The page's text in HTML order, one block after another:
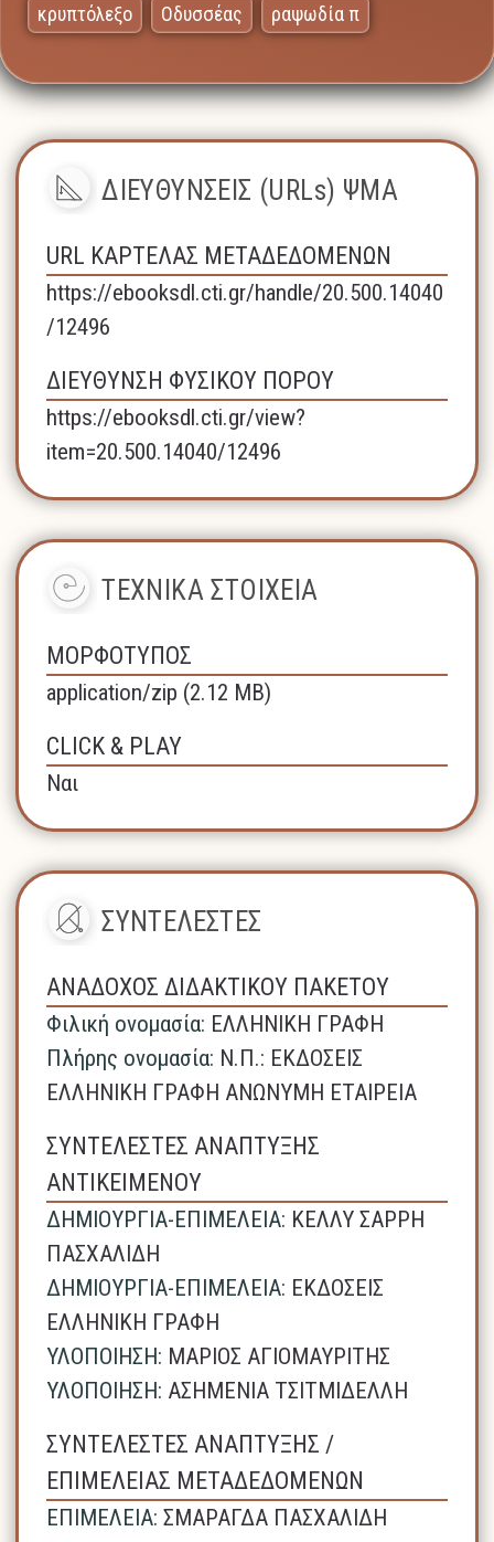
κρυπτόλεξο Οδυσσέας ραψωδία π
ΔΙΕΥΘΥΝΣΕΙΣ (URLs) ΨΜΑ
URL ΚΑΡΤΕΛΑΣ ΜΕΤΑΔΕΔΟΜΕΝΩΝ
https://ebooksdl.cti.gr/handle/20.500.14040
/12496
ΔΙΕΥΘΥΝΣΗ ΦΥΣΙΚΟΥ ΠΟΡΟΥ
https://ebooksdl.cti.gr/view?
item=20.500.14040/12496
ΤΕΧΝΙΚΑ ΣΤΟΙΧΕΙΑ
ΜΟΡΦΟΤΥΠΟΣ
application/zip (2.12 MB)
CLICK & PLAY
Ναι
ΣΥΝΤΕΛΕΣΤΕΣ
ΑΝΑΔΟΧΟΣ ΔΙΔΑΚΤΙΚΟΥ ΠΑΚΕΤΟΥ
Φιλική ονομασία: ΕΛΛΗΝΙΚΗ ΓΡΑΦΗ
Πλήρης ονομασία: N.Π.: ΕΚΔΟΣΕΙΣ
ΕΛΛΗΝΙΚΗ ΓΡΑΦΗ ΑΝΩΝΥΜΗ ΕΤΑΙΡΕΙΑ
ΣΥΝΤΕΛΕΣΤΕΣ ΑΝΑΠΤΥΞΗΣ
ΑΝΤΙΚΕΙΜΕΝΟΥ
ΔΗΜΙΟΥΡΓΙΑ-ΕΠΙΜΕΛΕΙΑ: ΚΕΛΛΥ ΣΑΡΡΗ
ΠΑΣΧΑΛΙΔΗ
ΔΗΜΙΟΥΡΓΙΑ-ΕΠΙΜΕΛΕΙΑ: ΕΚΔΟΣΕΙΣ
ΕΛΛΗΝΙΚΗ ΓΡΑΦΗ
ΥΛΟΠΟΙΗΣΗ: ΜΑΡΙΟΣ ΑΓΙΟΜΑΥΡΙΤΗΣ
ΥΛΟΠΟΙΗΣΗ: ΑΣΗΜΕΝΙΑ ΤΣΙΤΜΙΔΕΛΛΗ
ΣΥΝΤΕΛΕΣΤΕΣ ΑΝΑΠΤΥΞΗΣ /
ΕΠΙΜΕΛΕΙΑΣ ΜΕΤΑΔΕΔΟΜΕΝΩΝ
ΕΠΙΜΕΛΕΙΑ: ΣΜΑΡΑΓΔΑ ΠΑΣΧΑΛΙΔΗ